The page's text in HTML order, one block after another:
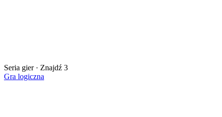
Seria gier · Znajdź 3
Gra logiczna